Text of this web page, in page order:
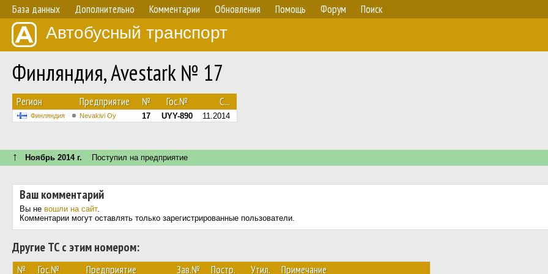
База данных Дополнительно Комментарии Обновления Помощь Форум Поиск
Автобусный транспорт
Финляндия, Avestark № 17
Регион Предприятие № Гос.№ С...
Финляндия Nevakivi Oy 17 UYY-890 11.2014
↑ Ноябрь 2014 г. Поступил на предприятие
Ваш комментарий
Вы не вошли на сайт.
Комментарии могут оставлять только зарегистрированные пользователи.
Другие ТС с этим номером:
№ Гос.№ Предприятие Зав.№ Постр. Утил. Примечание